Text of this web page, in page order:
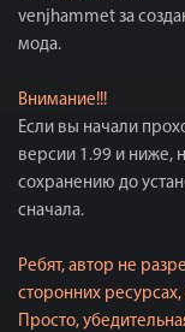
venjhammet за
мода.
Внимание!!!
Если вы начали
версии 1.99 и ниже,
сохранению до
сначала.
Ребят, автор не
сторонних
Просто,